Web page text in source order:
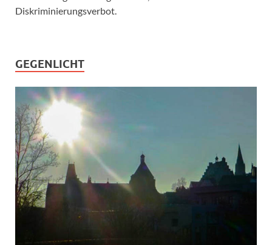
Diskriminierungsverbot.
GEGENLICHT